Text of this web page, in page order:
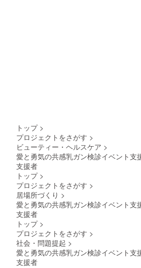
トップ >
プロジェクトをさがす >
ビューティー・ヘルスケア >
愛と勇気の共感乳ガン検診イベント支
支援者
トップ >
プロジェクトをさがす >
居場所づくり >
愛と勇気の共感乳ガン検診イベント支
支援者
トップ >
プロジェクトをさがす >
社会・問題提起 >
愛と勇気の共感乳ガン検診イベント支
支援者